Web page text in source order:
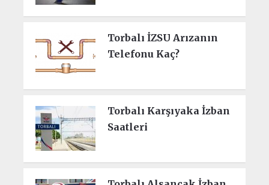
Torbalı İZSU Arızanın
Telefonu Kaç?
Torbalı Karşıyaka İzban
Saatleri